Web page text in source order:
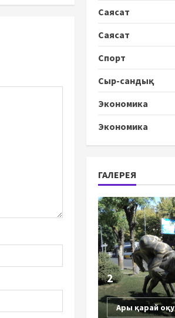
Саясат
Саясат
Спорт
Сыр-сандық
Экономика
Экономика
ГАЛЕРЕЯ
2
Ары қарай оқу